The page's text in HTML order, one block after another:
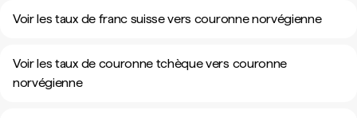
Voir les taux de franc suisse vers couronne norvégienne
Voir les taux de couronne tchèque vers couronne
norvégienne